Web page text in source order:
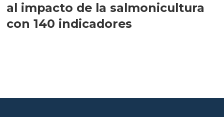
al impacto de la salmonicultura
con 140 indicadores